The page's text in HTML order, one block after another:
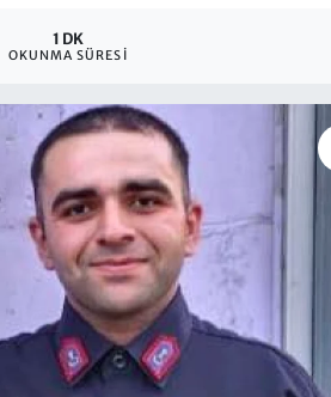
1 DK
OKUNMA SÜRESI